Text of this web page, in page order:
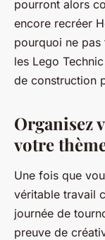
pourront alors
encore recréer
pourquoi ne pas
les Lego
de construction
Organisez
votre
Une fois que
véritable travail
journée de
preuve de